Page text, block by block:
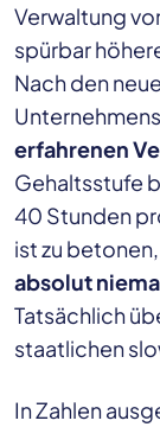
Verwaltung
spürbar
Nach den
erfahrenen
Gehaltsstufe
40 Stunden
ist zu
absolut
Tatsächlich
staatlichen
In Zahlen